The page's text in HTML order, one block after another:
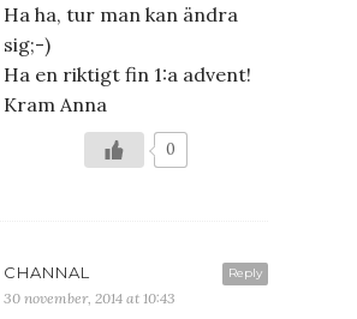
Ha ha, tur man kan ändra
sig;-)
Ha en riktigt fin 1:a advent!
Kram Anna
0
Reply
CHANNAL
30 november, 2014 at 10:43